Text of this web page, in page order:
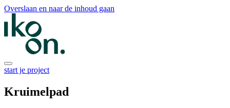
Overslaan en naar de inhoud gaan
start je project
Kruimelpad